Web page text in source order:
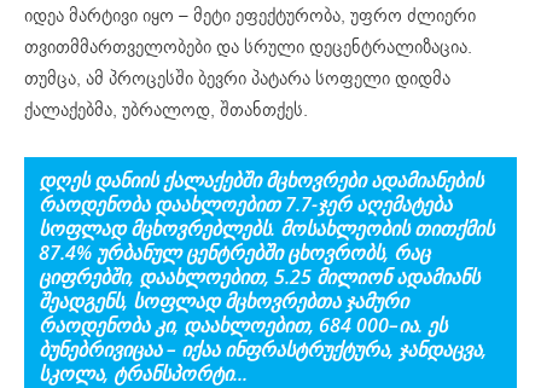
იდეა მარტივი იყო – მეტი ეფექტურობა, უფრო ძლიერი
თვითმმართველობები და სრული დეცენტრალიზაცია.
თუმცა, ამ პროცესში ბევრი პატარა სოფელი დიდმა
ქალაქებმა, უბრალოდ, შთანთქეს.
დღეს დანიისქალაქებში მცხოვრები ადამიანების
რაოდენობადაახლოებით7.7-ჯერ აღემატება
სოფლად მცხოვრებლებს. მოსახლეობის თითქმის
87.4% ურბანულ ცენტრებშიცხოვრობს, რაც
ციფრებში, დაახლოებით, 5.25 მილიონ ადამიანს
შეადგენს, სოფლად მცხოვრებთა ჯამური
რაოდენობა კი, დაახლოებით, 684000–ია. ეს
ბუნებრივიცაა– იქაა ინფრასტრუქტურა, ჯანდაცვა,
სკოლა, ტრანსპორტი...